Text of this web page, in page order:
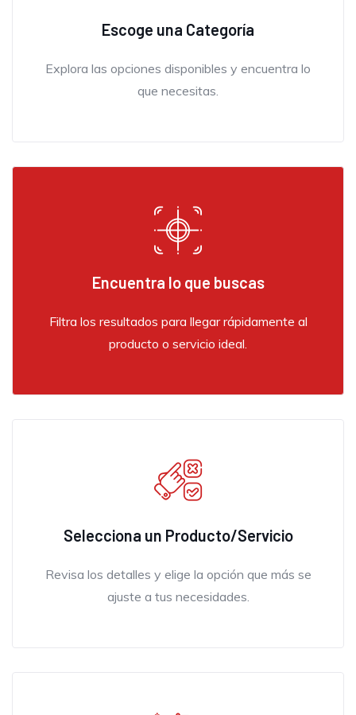
Escoge una Categoría
Explora las opciones disponibles y encuentra lo
que necesitas.
Encuentra lo que buscas
Filtra los resultados para llegar rápidamente al
producto o servicio ideal.
Selecciona un Producto/Servicio
Revisa los detalles y elige la opción que más se
ajuste a tus necesidades.